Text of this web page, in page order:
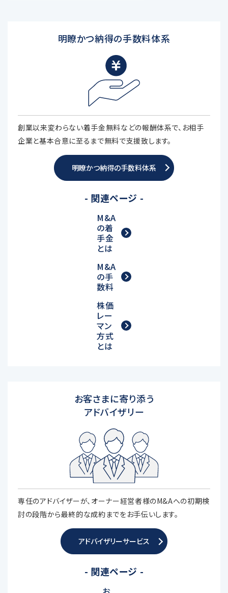
明瞭かつ納得の手数料体系
創業以来変わらない着手金無料などの報酬体系で、お相手
企業と基本合意に至るまで無料で支援致します。
明瞭かつ納得の手数料体系
- 関連ページ -
M&A
の着
手金
とは
M&A
の手
数料
株価
レー
マン
方式
とは
お客さまに寄り添う
アドバイザリー
専任のアドバイザーが、オーナー経営者様のM&Aへの初期検
討の段階から最終的な成約までをお手伝いします。
アドバイザリーサービス
- 関連ページ -